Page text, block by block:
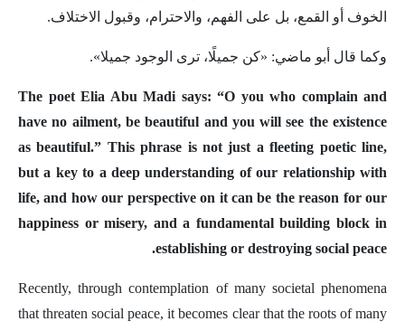
الخوف أو القمع، بل على الفهم، والاحترام، وقبول الاختلاف.
وكما قال أبو ماضي: «كن جميلًا، ترى الوجود جميلا».
The poet Elia Abu Madi says: “O you who complain and
have no ailment, be beautiful and you will see the existence
as beautiful.” This phrase is not just a fleeting poetic line,
but a key to a deep understanding of our relationship with
life, and how our perspective on it can be the reason for our
happiness or misery, and a fundamental building block in
establishing or destroying social peace.
Recently, through contemplation of many societal phenomena
that threaten social peace, it becomes clear that the roots of many